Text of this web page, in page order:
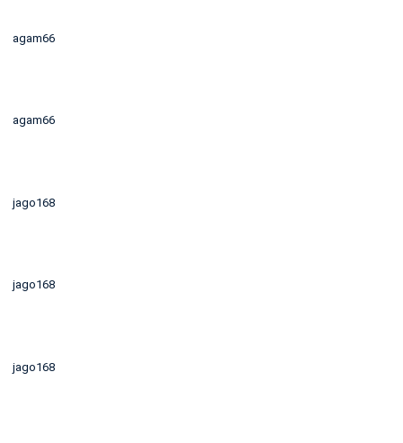
agam66
agam66
jago168
jago168
jago168